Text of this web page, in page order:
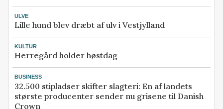
ULVE
Lille hund blev dræbt af ulv i Vestjylland
KULTUR
Herregård holder høstdag
BUSINESS
32.500 stipladser skifter slagteri: En af landets
største producenter sender nu grisene til Danish
Crown